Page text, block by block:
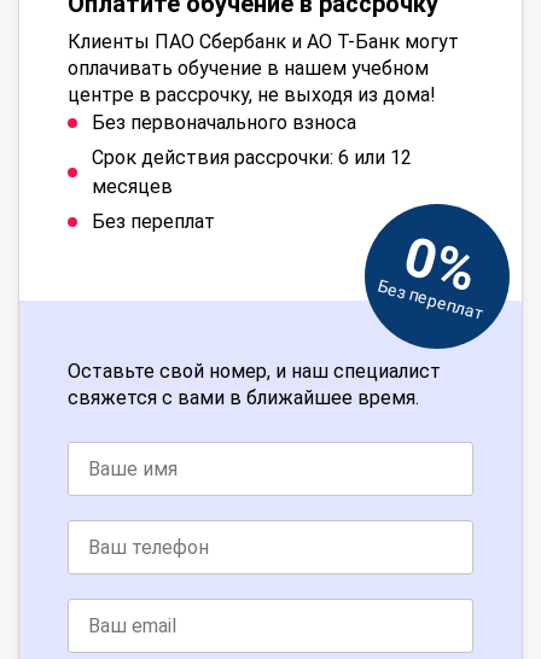
Клиенты ПАО Сбербанк и АО Т-Банк могут
оплачивать обучение в нашем учебном
центре в рассрочку, не выходя из дома!
Без первоначального взноса
Срок действия рассрочки: 6 или 12
месяцев
Без переплат
0%
Без переплат
Оставьте свой номер, и наш специалист
свяжется с вами в ближайшее время.